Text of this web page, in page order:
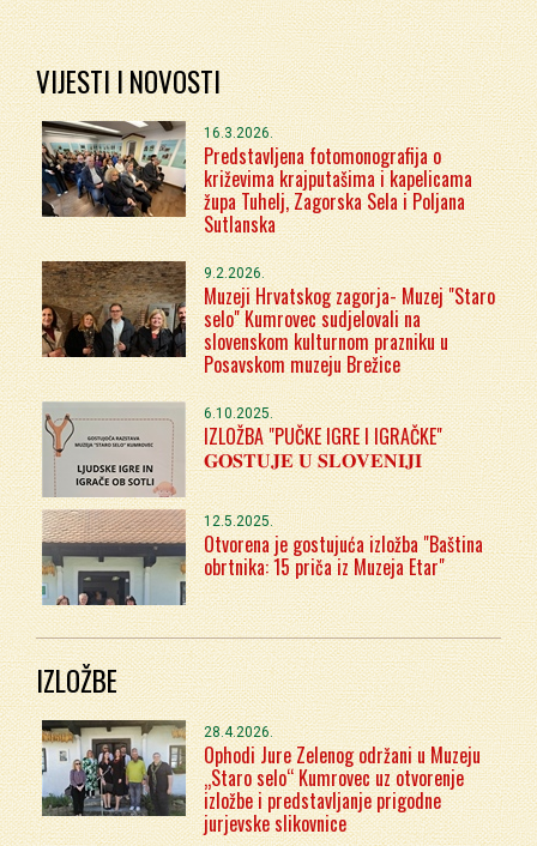
VIJESTI I NOVOSTI
16.3.2026.
Predstavljena fotomonografija o
križevima krajputašima i kapelicama
župa Tuhelj, Zagorska Sela i Poljana
Sutlanska
9.2.2026.
Muzeji Hrvatskog zagorja- Muzej "Staro
selo" Kumrovec sudjelovali na
slovenskom kulturnom prazniku u
Posavskom muzeju Brežice
6.10.2025.
IZLOŽBA "PUČKE IGRE I IGRAČKE"
𝐆𝐎𝐒𝐓𝐔𝐉𝐄 𝐔 𝐒𝐋𝐎𝐕𝐄𝐍𝐈𝐉𝐈
12.5.2025.
Otvorena je gostujuća izložba "Baština
obrtnika: 15 priča iz Muzeja Etar"
IZLOŽBE
28.4.2026.
Ophodi Jure Zelenog održani u Muzeju
„Staro selo“ Kumrovec uz otvorenje
izložbe i predstavljanje prigodne
jurjevske slikovnice